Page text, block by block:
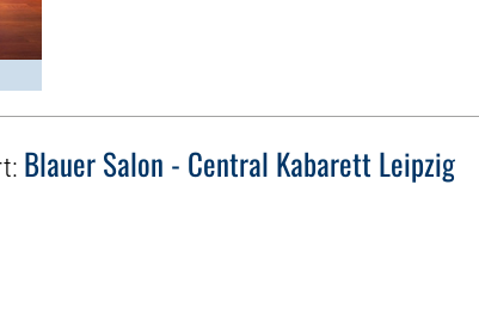
Blauer Salon - Central Kabarett Leipzig